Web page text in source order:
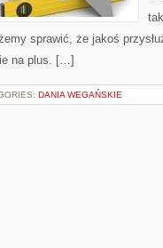
sprawić, że jakoś
na plus. […]
DANIA WEGAŃSKIE